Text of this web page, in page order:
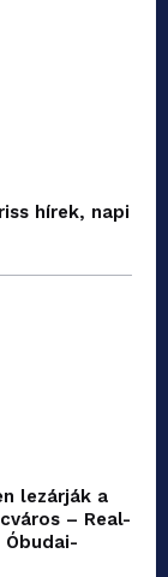
hírek, napi
lezárják a
– Real-